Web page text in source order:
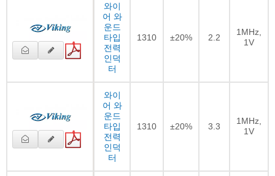
와이
어 와
운드
타입
전력
인덕
터
1310 ±20% 2.2
1MHz,
1V
와이
어 와
운드
타입
전력
인덕
터
1310 ±20% 3.3
1MHz,
1V